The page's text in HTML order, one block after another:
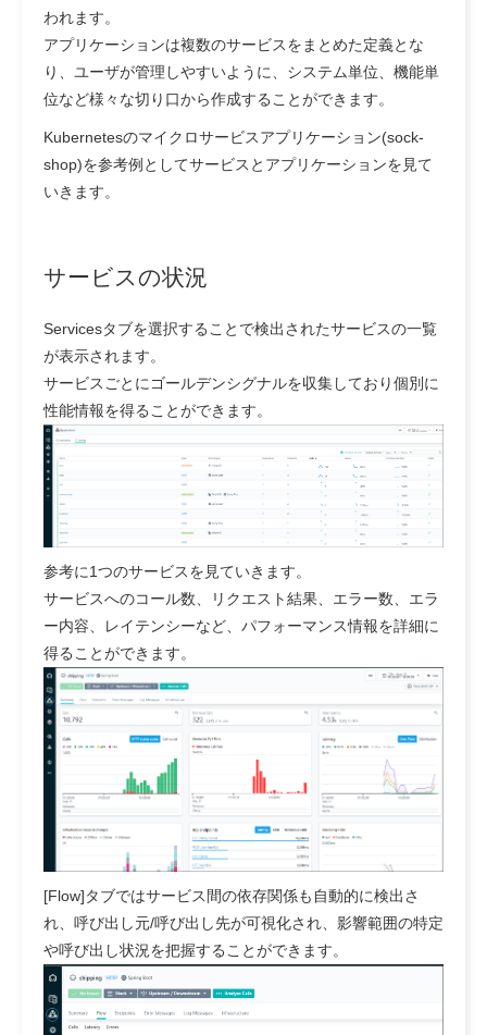
われます。
アプリケーションは複数のサービスをまとめた定義とな
り、ユーザが管理しやすいように、システム単位、機能単
位など様々な切り口から作成することができます。
Kubernetesのマイクロサービスアプリケーション(sock-
shop)を参考例としてサービスとアプリケーションを見て
いきます。
サービスの状況
Servicesタブを選択することで検出されたサービスの一覧
が表示されます。
サービスごとにゴールデンシグナルを収集しており個別に
性能情報を得ることができます。
参考に1つのサービスを見ていきます。
サービスへのコール数、リクエスト結果、エラー数、エラ
ー内容、レイテンシーなど、パフォーマンス情報を詳細に
得ることができます。
[Flow]タブではサービス間の依存関係も自動的に検出さ
れ、呼び出し元/呼び出し先が可視化され、影響範囲の特定
や呼び出し状況を把握することができます。